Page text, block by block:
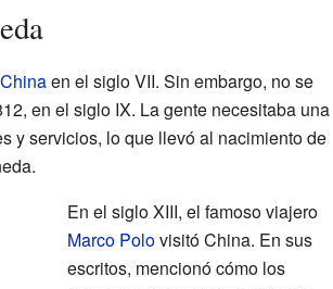
Chinaen el siglo VII. Sin embargo, no se
en el siglo IX. La gente necesitaba una
y servicios, lo que llevó al nacimiento de
En el siglo XIII, el famoso viajero
Marco Polovisitó China. En sus
escritos, mencionó cómo los